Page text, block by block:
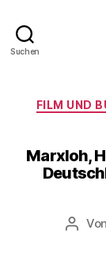
Suchen
FILM UND
Marxloh,
Von